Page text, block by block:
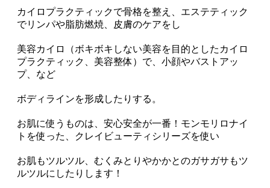
カイロプラクティックで骨格を整え、エステティック
でリンパや脂肪燃焼、皮膚のケアをし
美容カイロ（ボキボキしない美容を目的としたカイロ
プラクティック、美容整体）で、小顔やバストアッ
プ、など
ボディラインを形成したりする。
お肌に使うものは、安心安全が一番！モンモリロナイ
トを使った、クレイビューティシリーズを使い
お肌もツルツル、むくみとりやかかとのガサガサもツ
ルツルにしたりします！